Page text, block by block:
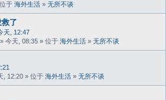
于 海外生活 » 无所不谈
了
天, 12:47
» 今天, 08:35 » 位于 海外生活 » 无所不谈
, 12:20 » 位于 海外生活 » 无所不谈